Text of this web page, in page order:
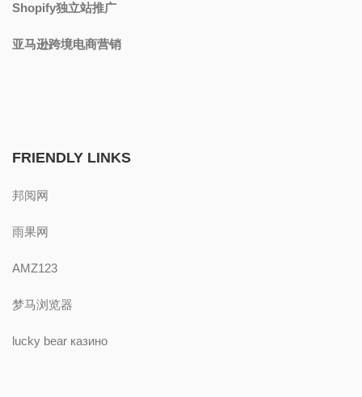
Shopify独立站推广
亚马逊跨境电商营销
FRIENDLY LINKS
邦阅网
雨果网
AMZ123
梦马浏览器
lucky bear казино